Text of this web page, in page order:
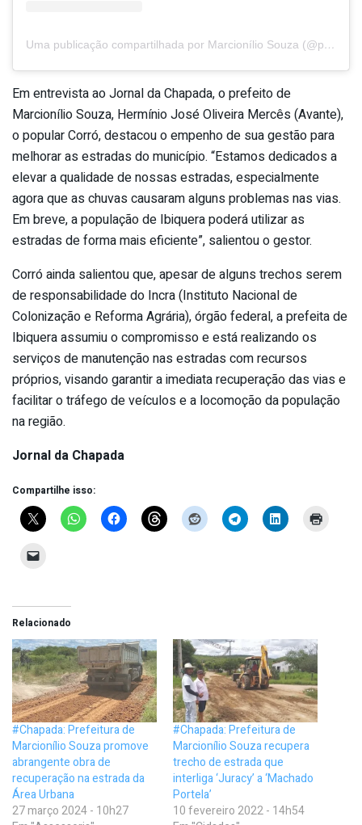
Uma publicação compartilhada por Marcionílio Souza (@prefeitura_marcioniliosouza)
Em entrevista ao Jornal da Chapada, o prefeito de
Marcionílio Souza, Hermínio José Oliveira Mercês (Avante),
o popular Corró, destacou o empenho de sua gestão para
melhorar as estradas do município. “Estamos dedicados a
elevar a qualidade de nossas estradas, especialmente
agora que as chuvas causaram alguns problemas nas vias.
Em breve, a população de Ibiquera poderá utilizar as
estradas de forma mais eficiente”, salientou o gestor.
Corró ainda salientou que, apesar de alguns trechos serem
de responsabilidade do Incra (Instituto Nacional de
Colonização e Reforma Agrária), órgão federal, a prefeita de
Ibiquera assumiu o compromisso e está realizando os
serviços de manutenção nas estradas com recursos
próprios, visando garantir a imediata recuperação das vias e
facilitar o tráfego de veículos e a locomoção da população
na região.
Jornal da Chapada
Compartilhe isso:
Relacionado
#Chapada: Prefeitura de
Marcionílio Souza promove
abrangente obra de
recuperação na estrada da
Área Urbana
27 março 2024 - 10h27
#Chapada: Prefeitura de
Marcionílio Souza recupera
trecho de estrada que
interliga ‘Juracy’ a ‘Machado
Portela’
10 fevereiro 2022 - 14h54